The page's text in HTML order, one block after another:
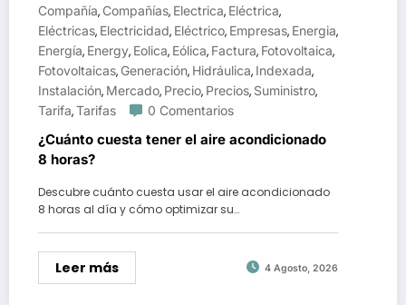
Compañía, Compañías, Electrica, Eléctrica,
Eléctricas, Electricidad, Eléctrico, Empresas, Energia,
Energía, Energy, Eolica, Eólica, Factura, Fotovoltaica,
Fotovoltaicas, Generación, Hidráulica, Indexada,
Instalación, Mercado, Precio, Precios, Suministro,
Tarifa,Tarifas 0 Comentarios
¿Cuánto cuesta tener el aire acondicionado
8 horas?
Descubre cuánto cuesta usar el aire acondicionado
8 horas al día y cómo optimizar su…
Leer más 4 Agosto, 2026